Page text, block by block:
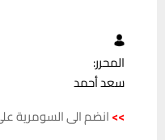
المحرر:
سعد أحمد
>>انضم الى السومرية